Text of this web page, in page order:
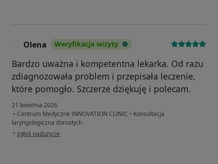
Olena Weryfikacja wizyty
Bardzo uważna i kompetentna lekarka. Od razu
zdiagnozowała problem i przepisała leczenie,
które pomogło. Szczerze dziękuję i polecam.
21 kwietnia 2026
• Centrum Medyczne INNOVATION CLINIC • Konsultacja
laryngologiczna dorosłych
• w opinii użytkownika Olena
zgłoś nadużycie